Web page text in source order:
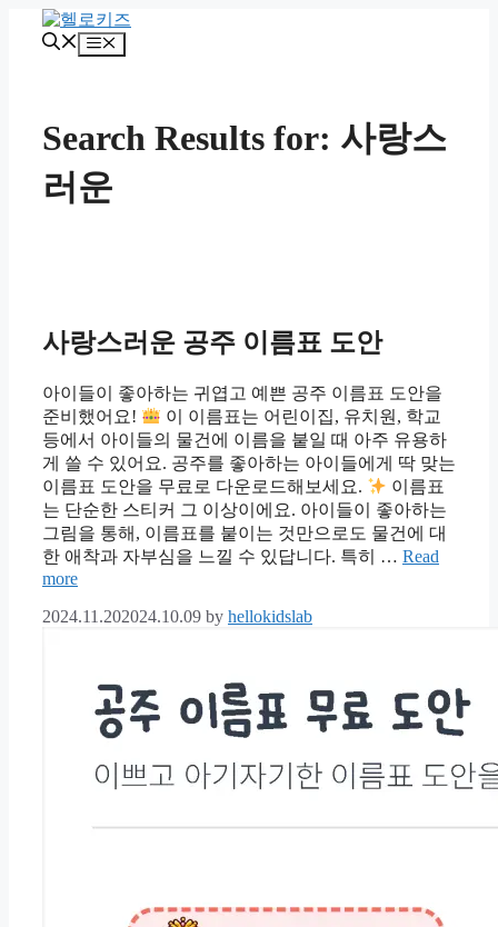
Menu
Search Results for: 사랑스
러운
사랑스러운 공주 이름표 도안
아이들이 좋아하는 귀엽고 예쁜 공주 이름표 도안을
준비했어요!
이 이름표는 어린이집, 유치원, 학교
등에서 아이들의 물건에 이름을 붙일 때 아주 유용하
게 쓸 수 있어요. 공주를 좋아하는 아이들에게 딱 맞는
이름표 도안을 무료로 다운로드해보세요.
이름표
는 단순한 스티커 그 이상이에요. 아이들이 좋아하는
그림을 통해, 이름표를 붙이는 것만으로도 물건에 대
한 애착과 자부심을 느낄 수 있답니다. 특히 … Read
more
2024.11.202024.10.09 by hellokidslab